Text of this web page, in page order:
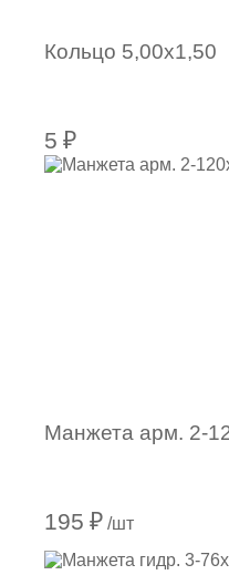
Кольцо 5,00х1,50
5 ₽
Манжета арм. 2-
195 ₽ /шт